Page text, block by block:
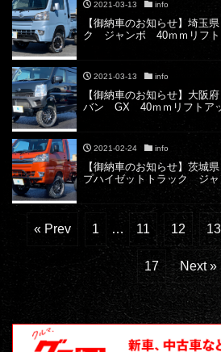
2021-03-13 info
【御納車のお知らせ】埼
ク ジャンボ 40ｍｍリフ
2021-03-13 info
【御納車のお知らせ】大
バン GX 40ｍｍリフト
2021-02-24 info
【御納車のお知らせ】茨
プハイゼットトラック ジ
« Prev 1 … 11 12 13
17 Next »